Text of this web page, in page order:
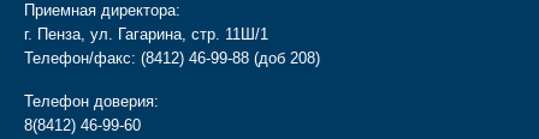
Приемная директора:
г. Пенза, ул. Гагарина, стр. 11Ш/1
Телефон/факс: (8412) 46-99-88 (доб 208)
Телефон доверия:
8(8412) 46-99-60